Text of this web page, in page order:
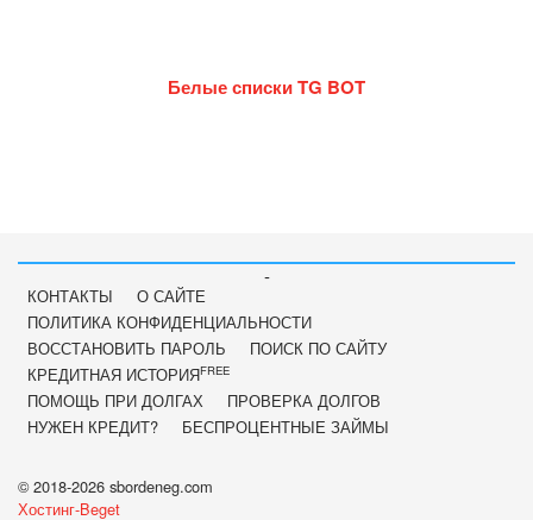
Белые списки TG BOT
-
КОНТАКТЫ
О САЙТЕ
ПОЛИТИКА КОНФИДЕНЦИАЛЬНОСТИ
ВОССТАНОВИТЬ ПАРОЛЬ
ПОИСК ПО САЙТУ
КРЕДИТНАЯ ИСТОРИЯFREE
ПОМОЩЬ ПРИ ДОЛГАХ
ПРОВЕРКА ДОЛГОВ
НУЖЕН КРЕДИТ?
БЕСПРОЦЕНТНЫЕ ЗАЙМЫ
© 2018-2026 sbordeneg.com
Хостинг-Beget